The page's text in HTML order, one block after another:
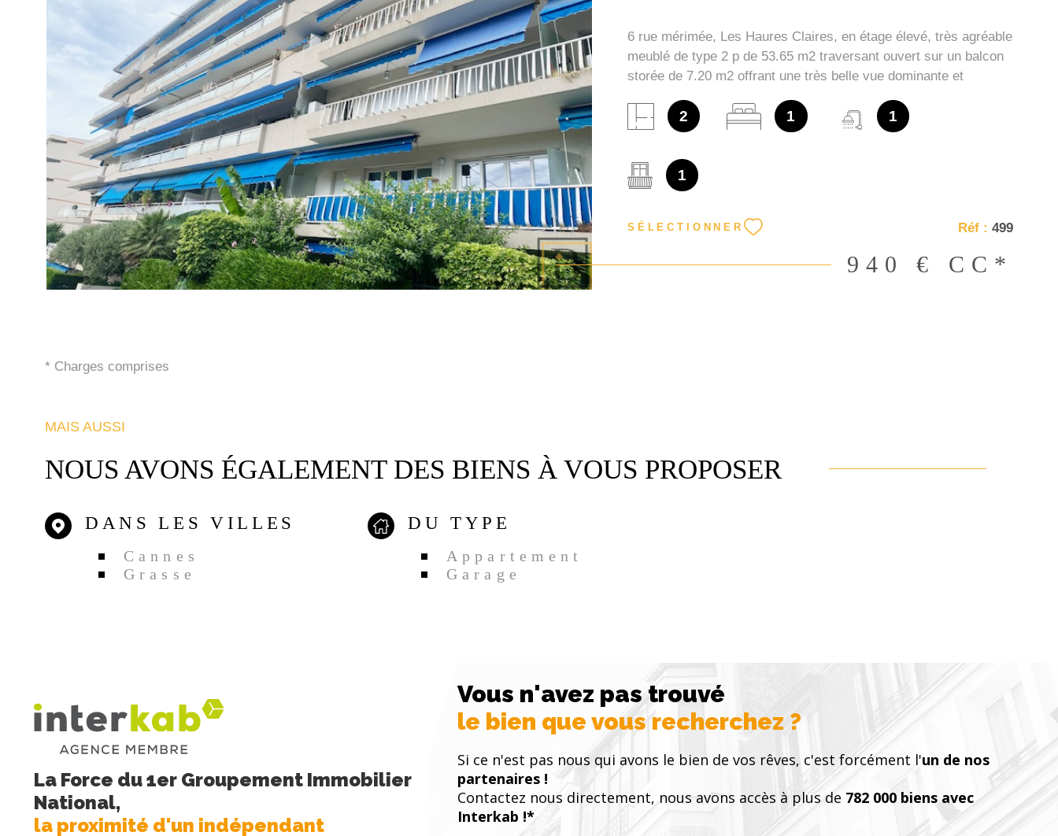
6 rue mérimée, Les Haures Claires, en étage élevé, très agréable
meublé de type 2 p de 53.65 m2 traversant ouvert sur un balcon
storée de 7.20 m2 offrant une très belle vue dominante et
et climatisé se compose d'un vaste hall d'entrée, séjour de 27 m2
avec cuisine ouverte, chambre spacieuse de 14.77 m2 avec
de 860 € + 80 € de charges locatives avec régularisations
annuelles comprenant la consommation d'eau froide et l'entretien
d'ordures ménagères. 1700 € au titre du dépôt de garantie.
Honorairs agence 689 € TTc dont 159 € pour état des lieux
entrée. Références de solvabilité exigées. dossiers validés apres
2 1 1
1
SÉLECTIONNER Réf : 499
940 € CC*
VOIR LE BIEN
* Charges comprises
MAIS AUSSI
NOUS AVONS ÉGALEMENT DES BIENS À VOUS PROPOSER
DANS LES VILLES
Cannes
Grasse
DU TYPE
Appartement
Garage
La Force du 1er Groupement Immobilier
National,
la proximité d'un indépendant
Vous n'avez pas trouvé
le bien que vous recherchez ?
Si ce n'est pas nous qui avons le bien de vos rêves, c'est forcément l'un de nos
partenaires !
Contactez nous directement, nous avons accès à plus de 782 000 biens avec
Interkab !*